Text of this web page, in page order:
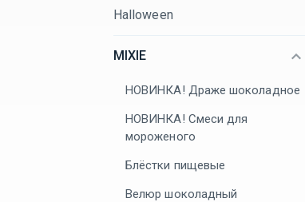
Halloween
MIXIE
НОВИНКА! Драже шоколадное
НОВИНКА! Смеси для
мороженого
Блёстки пищевые
Велюр шоколадный